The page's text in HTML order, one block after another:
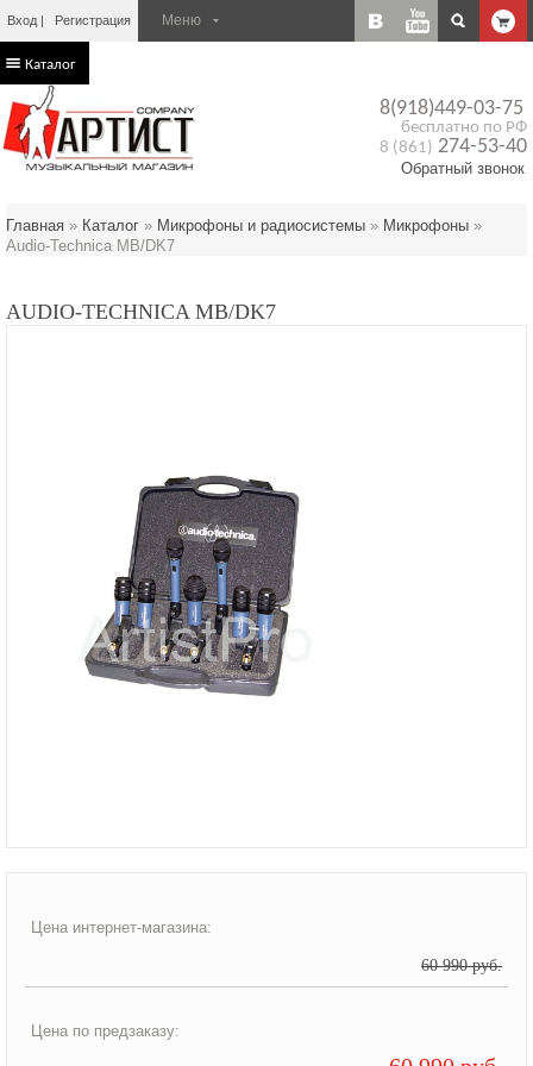
Вход Регистрация
8(918)449-03-75
бесплатно по РФ
8 (861) 274-53-40
Обратный звонок
Каталог
Главная » Каталог » Микрофоны и радиосистемы » Микрофоны »
Audio-Technica MB/DK7
AUDIO-TECHNICA MB/DK7
Цена интернет-магазина:
60 990 руб.
Цена по предзаказу: